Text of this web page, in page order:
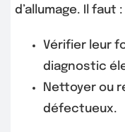
d’allumage. Il faut :
Vérifier leur
diagnostic
Nettoyer ou
défectueux.